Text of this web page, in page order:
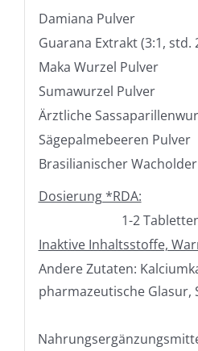
Damiana Pulver
Guarana Extrakt (3:1, std.
Maka Wurzel Pulver
Sumawurzel Pulver
Ärztliche
Sägepalmebeeren Pulver
Brasilianischer
Dosierung *RDA:
1-2
Inaktive Inhaltsstoffe,
Andere Zutaten:
pharmazeutische Glasur,